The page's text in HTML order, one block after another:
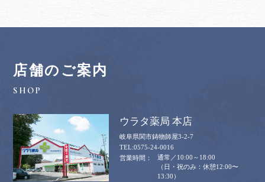
店舗のご案内
ウラタ薬局 本店
岐阜県関市鋳物師屋3-2-7
0575-24-0016
通常／10:00～18:00
（日・祝のみ：休憩12:00〜
13:30）